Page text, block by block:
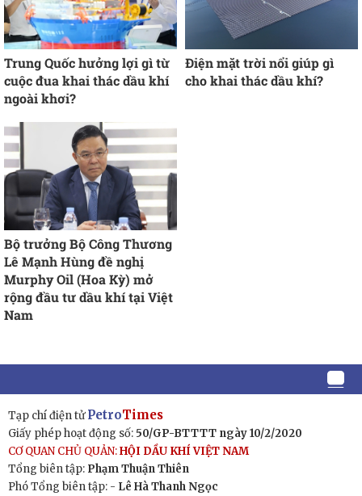
Trung Quốc hưởng lợi gì từ
cuộc đua khai thác dầu khí
ngoài khơi?
Điện mặt trời nổi giúp gì
cho khai thác dầu khí?
Bộ trưởng Bộ Công Thương
Lê Mạnh Hùng đề nghị
Murphy Oil (Hoa Kỳ) mở
rộng đầu tư dầu khí tại Việt
Nam
Tạp chí điện tửPetroTimes
Giấy phép hoạt động số: 50/GP-BTTTT ngày 10/2/2020
CƠ QUAN CHỦ QUẢN:HỘI DẦU KHÍ VIỆT NAM
Tổng biên tập: Phạm Thuận Thiên
Phó Tổng biên tập: - Lê Hà Thanh Ngọc